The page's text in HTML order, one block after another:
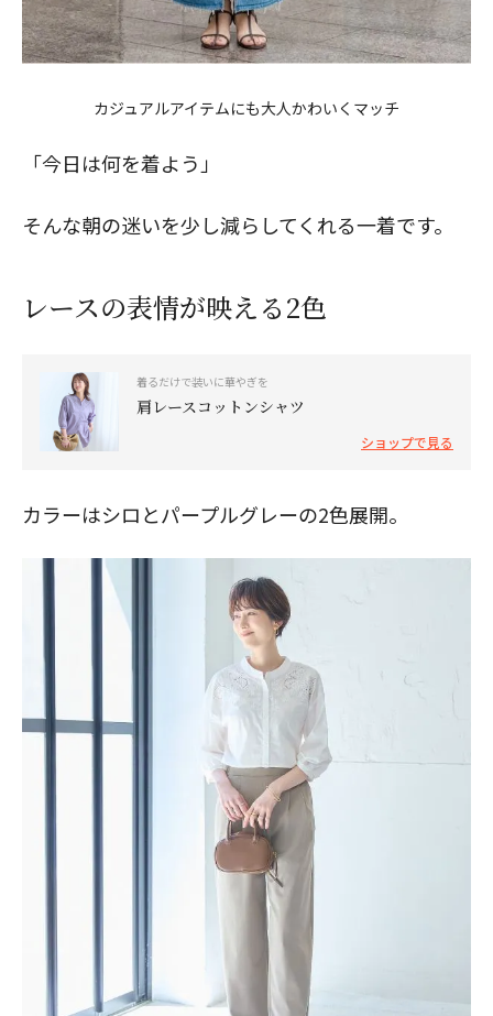
カジュアルアイテムにも大人かわいくマッチ
「今日は何を着よう」
そんな朝の迷いを少し減らしてくれる一着です。
レースの表情が映える2色
着るだけで装いに華やぎを
肩レースコットンシャツ
ショップで見る
カラーはシロとパープルグレーの2色展開。